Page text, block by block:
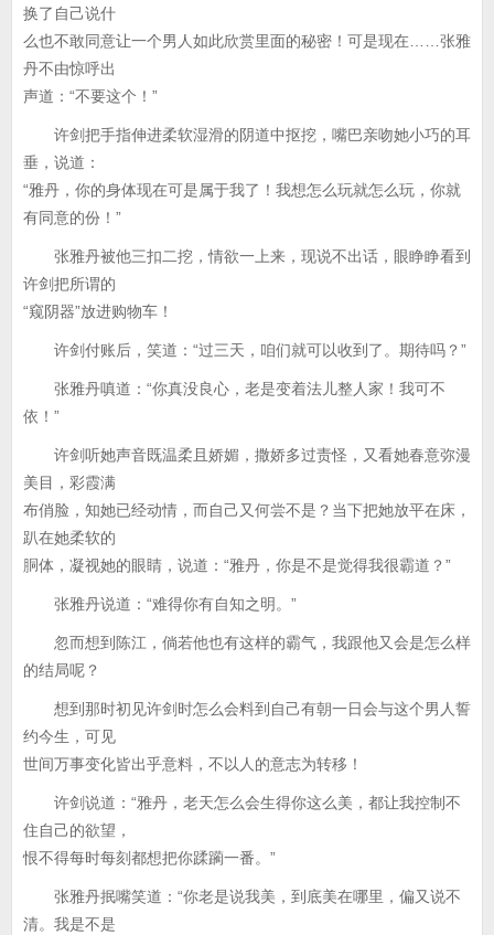
换了自己说什
么也不敢同意让一个男人如此欣赏里面的秘密！可是现在……张雅
丹不由惊呼出
声道：“不要这个！”
许剑把手指伸进柔软湿滑的阴道中抠挖，嘴巴亲吻她小巧的耳
垂，说道：
“雅丹，你的身体现在可是属于我了！我想怎么玩就怎么玩，你就
有同意的份！”
张雅丹被他三扣二挖，情欲一上来，现说不出话，眼睁睁看到
许剑把所谓的
“窥阴器”放进购物车！
许剑付账后，笑道：“过三天，咱们就可以收到了。期待吗？”
张雅丹嗔道：“你真没良心，老是变着法儿整人家！我可不
依！”
许剑听她声音既温柔且娇媚，撒娇多过责怪，又看她春意弥漫
美目，彩霞满
布俏脸，知她已经动情，而自己又何尝不是？当下把她放平在床，
趴在她柔软的
胴体，凝视她的眼睛，说道：“雅丹，你是不是觉得我很霸道？”
张雅丹说道：“难得你有自知之明。”
忽而想到陈江，倘若他也有这样的霸气，我跟他又会是怎么样
的结局呢？
想到那时初见许剑时怎么会料到自己有朝一日会与这个男人誓
约今生，可见
世间万事变化皆出乎意料，不以人的意志为转移！
许剑说道：“雅丹，老天怎么会生得你这么美，都让我控制不
住自己的欲望，
恨不得每时每刻都想把你蹂躏一番。”
张雅丹抿嘴笑道：“你老是说我美，到底美在哪里，偏又说不
清。我是不是